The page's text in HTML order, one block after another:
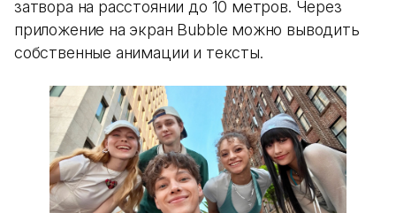
затвора на расстоянии до 10 метров. Через
приложение на экран Bubble можно выводить
собственные анимации и тексты.